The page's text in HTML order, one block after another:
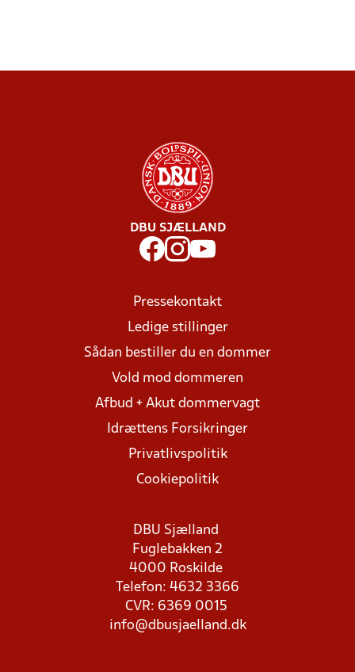
DBU SJÆLLAND
Pressekontakt
Ledige stillinger
Sådan bestiller du en dommer
Vold mod dommeren
Afbud + Akut dommervagt
Idrættens Forsikringer
Privatlivspolitik
Cookiepolitik
DBU Sjælland
Fuglebakken 2
4000 Roskilde
Telefon: 4632 3366
CVR: 6369 0015
info@dbusjaelland.dk